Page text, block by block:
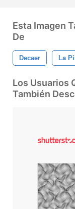
Esta Imagen
De
Decaer La
Los Usuarios
También